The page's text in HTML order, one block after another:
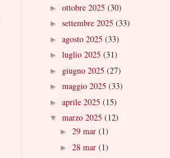
► ottobre 2025 (30)
► settembre 2025 (33)
► agosto 2025 (33)
► luglio 2025 (31)
► giugno 2025 (27)
► maggio 2025 (33)
► aprile 2025 (15)
▼ marzo 2025 (12)
► 29 mar (1)
► 28 mar (1)